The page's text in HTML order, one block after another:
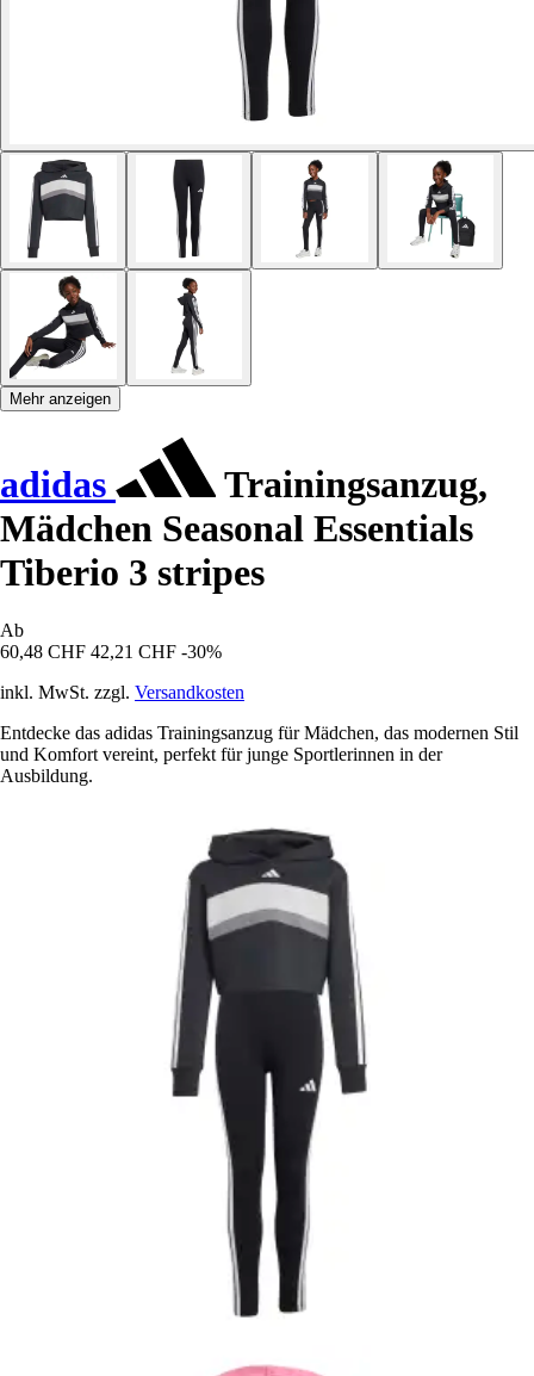
Mehr anzeigen
adidas
Trainingsanzug,
Mädchen Seasonal Essentials
Tiberio 3 stripes
Ab
60,48 CHF 42,21 CHF -30%
inkl. MwSt. zzgl. Versandkosten
Entdecke das adidas Trainingsanzug für Mädchen, das modernen Stil
und Komfort vereint, perfekt für junge Sportlerinnen in der
Ausbildung.